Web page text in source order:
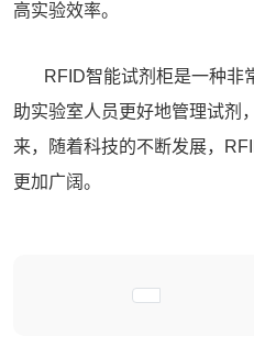
高实验效率。
RFID智能试剂柜是一种非
助实验室人员更好地管理试剂
来，随着科技的不断发展，
更加广阔。
上一篇文章: